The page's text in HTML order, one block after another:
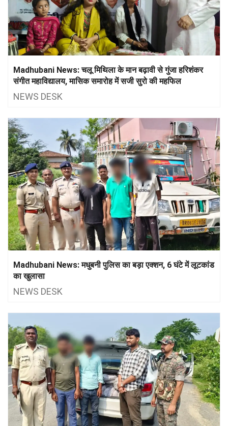
Madhubani News: चलू मिथिला के मान बढ़ावी से गुंजा हरिशंकर
संगीत महाविद्यालय, मासिक समारोह में सजी सुरो की महफिल
NEWS DESK
Madhubani News: मधुबनी पुलिस का बड़ा एक्शन, 6 घंटे में लूटकांड
का खुलासा
NEWS DESK